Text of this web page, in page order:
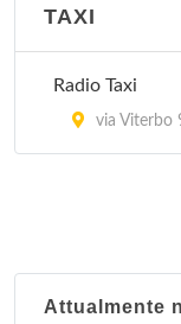
TAXI
Radio Taxi
via Viterbo
Attualmente